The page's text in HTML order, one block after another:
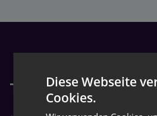
TRASER Docs
Diese Webseite
Cookies.